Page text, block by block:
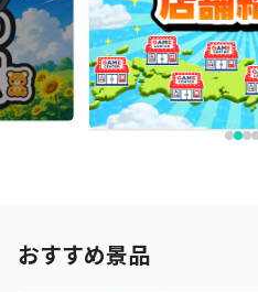
おすすめ景品